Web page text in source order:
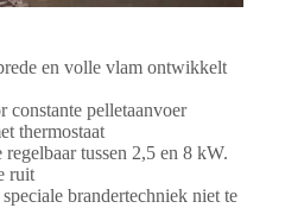
en volle vlam ontwikkelt
constante pelletaanvoer
thermostaat
tussen 2,5 en 8 kW.
ruit
brandertechniek niet te